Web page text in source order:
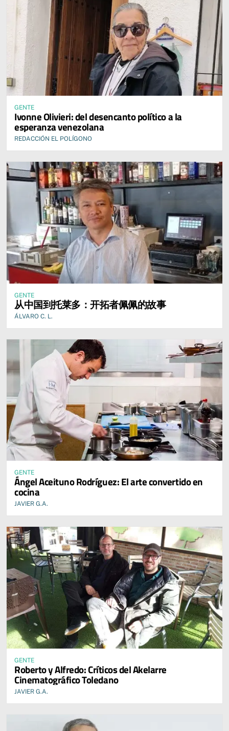
GENTE
Ivonne Olivieri: del desencanto político a la
esperanza venezolana
REDACCIÓN EL POLÍGONO
GENTE
从中国到托莱多：开拓者佩佩的故事
ÁLVARO C. L.
GENTE
Ángel Aceituno Rodríguez: El arte convertido en
cocina
JAVIER G.A.
GENTE
Roberto y Alfredo: Críticos del Akelarre
Cinematográfico Toledano
JAVIER G.A.